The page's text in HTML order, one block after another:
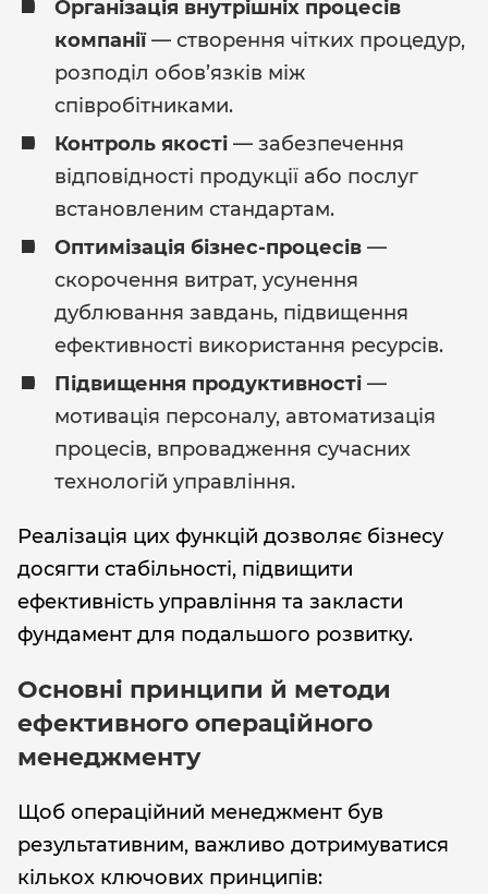
Організація внутрішніх процесів
компанії— створення чітких процедур,
розподіл обов’язків між
співробітниками.
Контроль якості — забезпечення
відповідності продукції або послуг
встановленим стандартам.
Оптимізація бізнес-процесів —
скорочення витрат, усунення
дублювання завдань, підвищення
ефективності використання ресурсів.
Підвищення продуктивності —
мотивація персоналу, автоматизація
процесів, впровадження сучасних
технологій управління.
Реалізація цих функцій дозволяє бізнесу
досягти стабільності, підвищити
ефективність управління та закласти
фундамент для подальшого розвитку.
Основні принципи й методи
ефективного операційного
менеджменту
Щоб операційний менеджмент був
результативним, важливо дотримуватися
кількох ключових принципів: